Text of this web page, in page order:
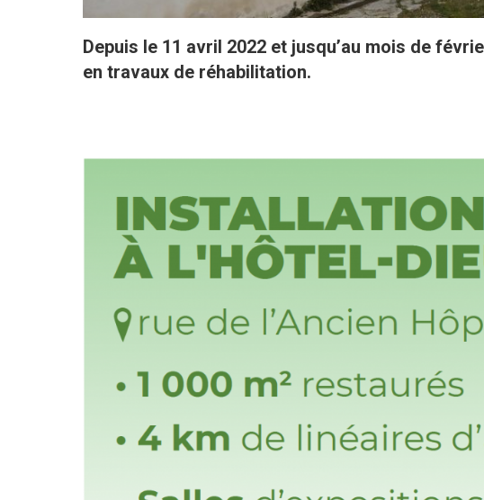
Depuis le 11 avril 2022 et jusqu’au mois de
en travaux de réhabilitation.